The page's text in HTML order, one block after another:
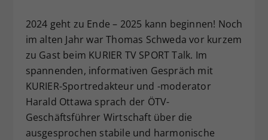
2024 geht zu Ende – 2025 kann beginnen! Noch
im alten Jahr war Thomas Schweda vor kurzem
zu Gast beim KURIER TV SPORT Talk. Im
spannenden, informativen Gespräch mit
KURIER-Sportredakteur und -moderator
Harald Ottawa sprach der ÖTV-
Geschäftsführer Wirtschaft über die
ausgesprochen stabile und harmonische
Zweck
Einstellungen. Unter anderem eine
zufällig generierte ID, für die
historische Speicherung Ihrer
vorgenommen Einstellungen, falls der
Webseiten-Betreiber dies eingestellt
hat.